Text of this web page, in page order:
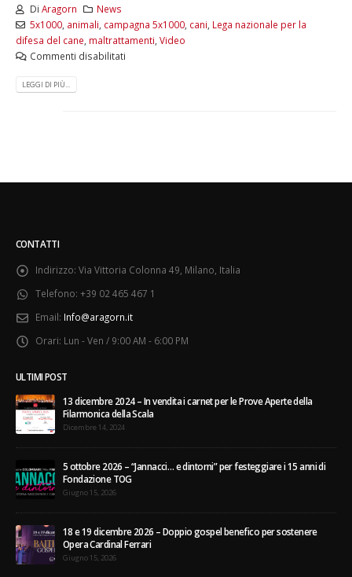
Di Aragorn
News
5x1000, animali campagna 5x1000, cani Lega nazionale per la
difesa del cane maltrattamenti Video
Commenti disabilitati
LEGGI DI PIÙ...
CONTATTI
Indirizzo: Via Vittoria Colonna 49, Milano, Italia
Telefono: +39 02 465 467 1
Email: Info@aragorn.it
Orari: Lun - Ven / 9:00 AM - 6:00 PM
ULTIMI POST
13 dicembre 2024 – In vendita i carnet per le Prove Aperte della
Filarmonica della Scala
Dicembre 14, 2024
5 ottobre 2026 – “Jannacci… e dintorni” per festeggiare i 15 anni di
Fondazione TOG
Giugno 15, 2026
18 e 19 dicembre 2026 – Doppio gospel benefico per sostenere
Opera Cardinal Ferrari
Giugno 15, 2026